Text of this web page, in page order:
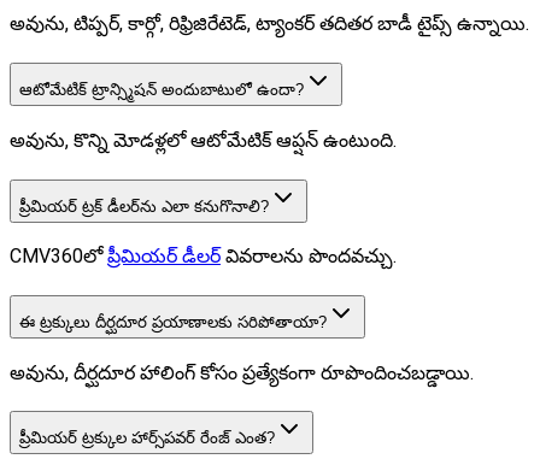
అవును, టిప్పర్, కార్గో, రిఫ్రిజిరేటెడ్, ట్యాంకర్ తదితర బాడీ టైప్స్ ఉన్నాయి.
ఆటోమేటిక్ ట్రాన్స్మిషన్ అందుబాటులో ఉందా?
అవును, కొన్ని మోడళ్లలో ఆటోమేటిక్ ఆప్షన్ ఉంటుంది.
ప్రీమియర్ ట్రక్ డీలర్‌ను ఎలా కనుగొనాలి?
CMV360లోప్రీమియర్ డీలర్ వివరాలను పొందవచ్చు.
ఈ ట్రక్కులు దీర్ఘదూర ప్రయాణాలకు సరిపోతాయా?
అవును, దీర్ఘదూర హాలింగ్‌ కోసం ప్రత్యేకంగా రూపొందించబడ్డాయి.
ప్రీమియర్ ట్రక్కుల హార్స్‌పవర్ రేంజ్ ఎంత?